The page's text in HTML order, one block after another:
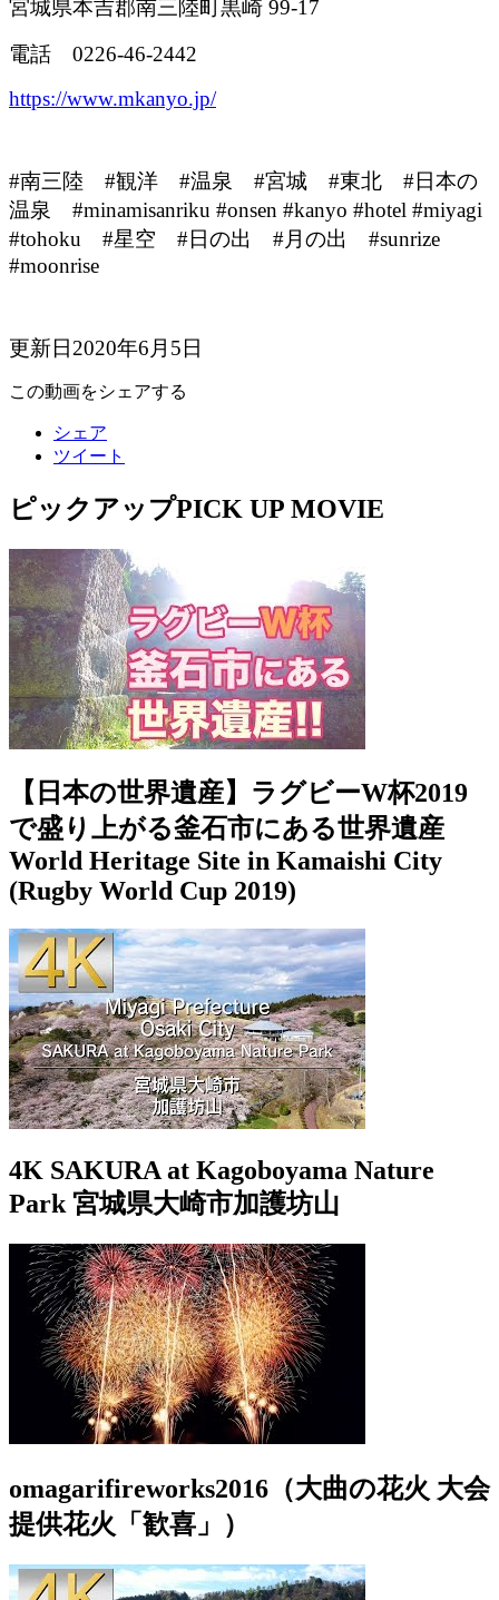
宮城県本吉郡南三陸町黒崎 99-17
電話 0226-46-2442
https://www.mkanyo.jp/
#南三陸 #観洋 #温泉 #宮城 #東北 #日本の
温泉 #minamisanriku #onsen #kanyo #hotel #miyagi
#tohoku #星空 #日の出 #月の出 #sunrize
#moonrise
更新日2020年6月5日
この動画をシェアする
シェア
ツイート
ピックアップPICK UP MOVIE
【日本の世界遺産】ラグビーW杯2019
で盛り上がる釜石市にある世界遺産
World Heritage Site in Kamaishi City
(Rugby World Cup 2019)
4K SAKURA at Kagoboyama Nature
Park 宮城県大崎市加護坊山
omagarifireworks2016（大曲の花火 大会
提供花火「歓喜」）